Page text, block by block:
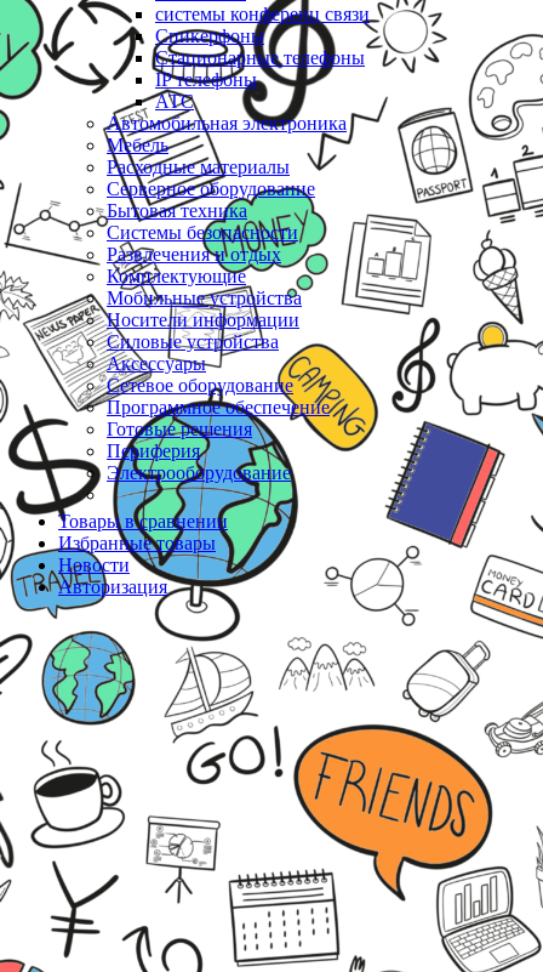
системы конференц связи
Спикерфоны
Стационарные телефоны
IP телефоны
АТС
Автомобильная электроника
Мебель
Расходные материалы
Серверное оборудование
Бытовая техника
Системы безопасности
Развлечения и отдых
Комплектующие
Мобильные устройства
Носители информации
Силовые устройства
Аксессуары
Сетевое оборудование
Программное обеспечение
Готовые решения
Периферия
Электрооборудование
Товары в сравнении
Избранные товары
Новости
Авторизация